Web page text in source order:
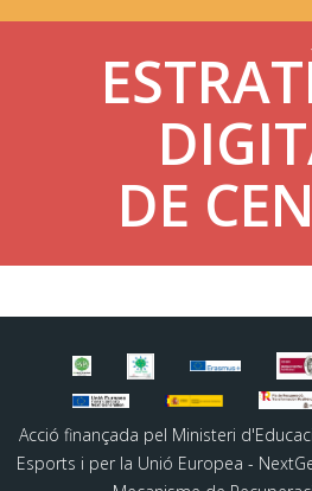
DE
Acció finançada pel Ministeri
Esports i per la Unió Europea -